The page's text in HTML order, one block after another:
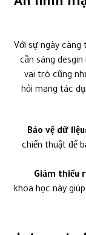
An ninh
Với sự ngày càng
cần sáng
vai trò cũng
hỏi mang tác
Bảo vệ dữ liệu:
chiến thuật để
Giảm thiểu
khoa học này